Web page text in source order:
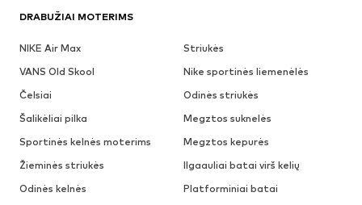
DRABUŽIAI MOTERIMS
NIKE Air Max
Striukės
VANS Old Skool
Nike sportinės liemenėlės
Čelsiai
Odinės striukės
Šalikėliai pilka
Megztos suknelės
Sportinės kelnės moterims
Megztos kepurės
Žieminės striukės
Ilgaauliai batai virš kelių
Odinės kelnės
Platforminiai batai